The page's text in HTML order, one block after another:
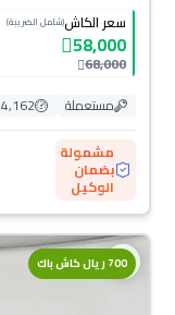
سعر الكاش(شامل الضريبة)
58,000
68,000
مستعملة
4,162 كم
مشمولة
بضمان
الوكيل
700 ريال كاش باك
محجوزة